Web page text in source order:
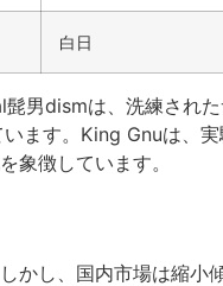
白日
男dismは、洗練され
ます。King Gnuは、
象徴しています。
かし、国内市場は縮小